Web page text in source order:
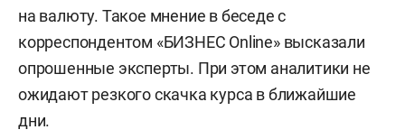
на валюту. Такое мнение в беседе с
корреспондентом «БИЗНЕС Online» высказали
опрошенные эксперты. При этом аналитики не
ожидают резкого скачка курса в ближайшие
дни.